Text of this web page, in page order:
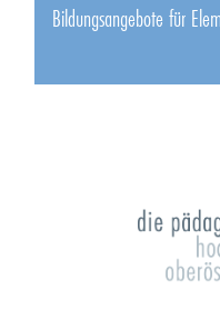
Bildungsangebote für